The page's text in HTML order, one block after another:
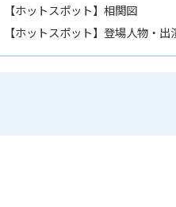
【ホットスポット】相関図
【ホットスポット】登場人物・